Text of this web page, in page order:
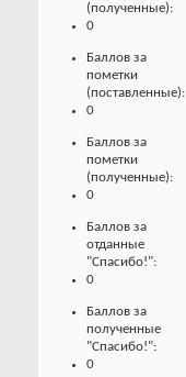
(полученные):
0
Баллов за
пометки
(поставленные):
0
Баллов за
пометки
(полученные):
0
Баллов за
отданные
"Спасибо!":
0
Баллов за
полученные
"Спасибо!":
0